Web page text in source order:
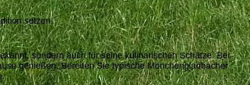
setzen.
sondern auch für seine kulinarischen Schätze. Bei
genießen. Bereiten Sie typische Mönchengladbacher